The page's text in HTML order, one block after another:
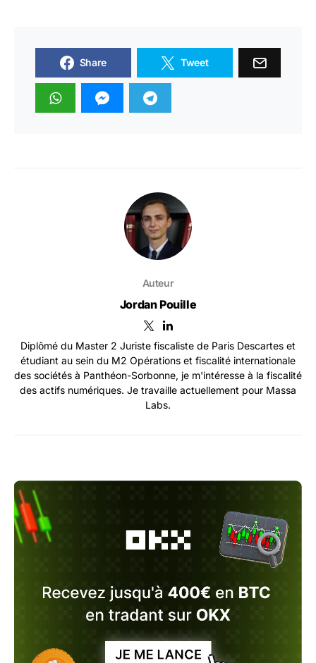
Share Tweet
Auteur
Jordan Pouille
Diplômé du Master 2 Juriste fiscaliste de Paris Descartes et
étudiant au sein du M2 Opérations et fiscalité internationale
des sociétés à Panthéon-Sorbonne, je m'intéresse à la fiscalité
des actifs numériques. Je travaille actuellement pour Massa
Labs.